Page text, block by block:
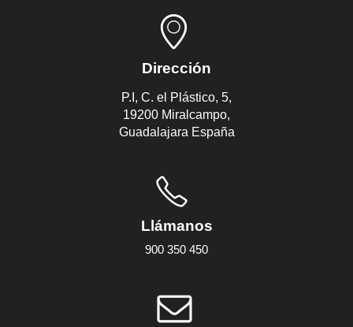
Dirección
P.I, C. el Plástico, 5,
19200 Miralcampo,
Guadalajara España
Llámanos
900 350 450